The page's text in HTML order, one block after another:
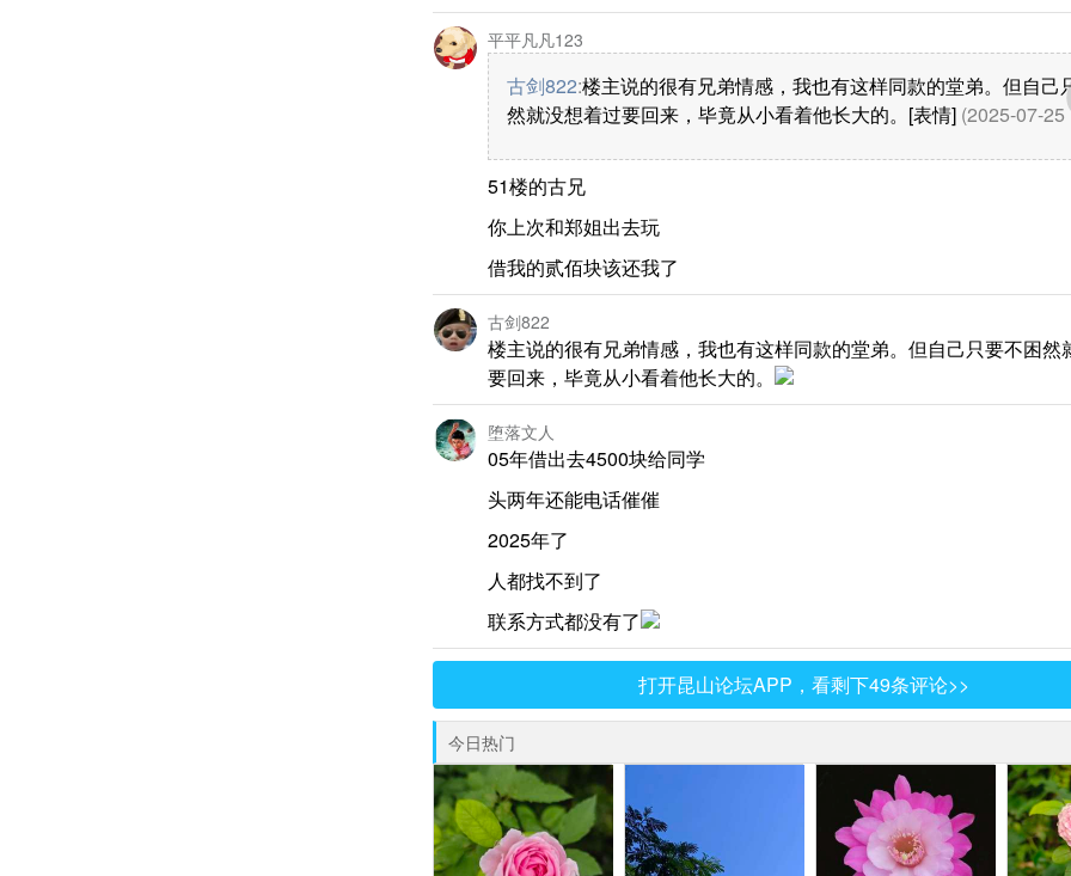
平平凡凡123
古剑822:楼主说的很有兄弟情感，我也有这样同款的堂弟。但自己
然就没想着过要回来，毕竟从小看着他长大的。[表情] (2025-07-
51楼的古兄
你上次和郑姐出去玩
借我的贰佰块该还我了
古剑822
楼主说的很有兄弟情感，我也有这样同款的堂弟。但自己只要不困然
要回来，毕竟从小看着他长大的。
堕落文人
05年借出去4500块给同学
头两年还能电话催催
2025年了
人都找不到了
联系方式都没有了
打开昆山论坛APP，看剩下49条评论>>
今日热门